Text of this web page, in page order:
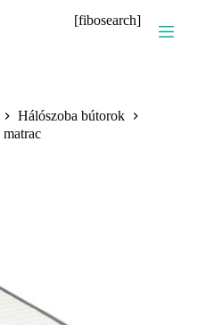
[fibosearch]
Hálószoba bútorok